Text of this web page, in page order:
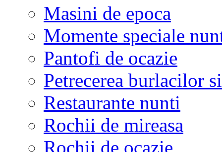
Masini de epoca
Momente speciale
Pantofi de ocazie
Petrecerea burlacilor
Restaurante nunti
Rochii de mireasa
Rochii de ocazie